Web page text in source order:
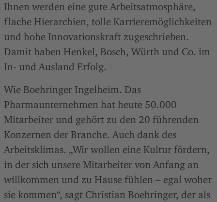
Ihnen werden eine gute Arbeitsatmosphäre,
flache Hierarchien, tolle Karrieremöglichkeiten
und hohe Innovationskraft zugeschrieben.
Damit haben Henkel, Bosch, Würth und Co. im
In- und Ausland Erfolg.
Wie Boehringer Ingelheim. Das
Pharmaunternehmen hat heute 50.000
Mitarbeiter und gehört zu den 20 führenden
Konzernen der Branche. Auch dank des
Arbeitsklimas. „Wir wollen eine Kultur fördern,
in der sich unsere Mitarbeiter von Anfang an
willkommen und zu Hause fühlen – egal woher
sie kommen“, sagt Christian Boehringer, der als